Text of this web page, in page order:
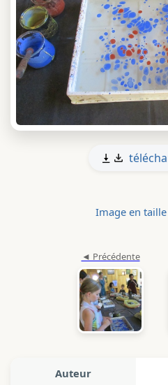
Image en
Auteur